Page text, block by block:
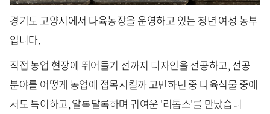
경기도 고양시에서 다육농장을 운영하고 있는 청년 여성 농부
입니다.
직접 농업 현장에 뛰어들기 전까지 디자인을 전공하고, 전공
분야를 어떻게 농업에 접목시킬까 고민하던 중 다육식물 중에
서도 특이하고, 알록달록하며 귀여운 '리톱스'를 만났습니